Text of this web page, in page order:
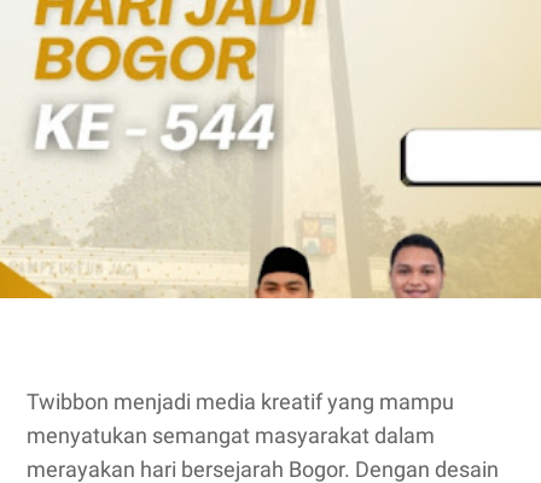
Twibbon menjadi media kreatif yang mampu
menyatukan semangat masyarakat dalam
merayakan hari bersejarah Bogor. Dengan desain